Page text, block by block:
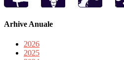
Arhive Anuale
2026
2025